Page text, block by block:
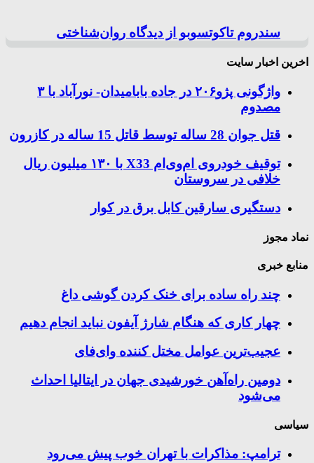
سندروم تاکوتسوبو از دیدگاه روان‌شناختی
اخرین اخبار سایت
واژگونی پژو۲۰۶ در جاده بابامیدان- نورآباد با ۳
مصدوم
قتل جوان 28 ساله توسط قاتل 15 ساله در کازرون
توقیف خودروی ام‌وی‌ام X33 با ۱۳۰ میلیون ریال
خلافی در سروستان
دستگیری سارقین کابل برق در کوار
نماد مجوز
منابع خبری
چند راه‌ ساده برای خنک کردن گوشی داغ
چهار کاری که هنگام شارژ آیفون نباید انجام دهیم
عجیب‌ترین عوامل مختل کننده وای‌فای
دومین راه‌آهن خورشیدی جهان در ایتالیا احداث
می‌شود
سیاسی
ترامپ: مذاکرات با تهران خوب پیش می‌رود